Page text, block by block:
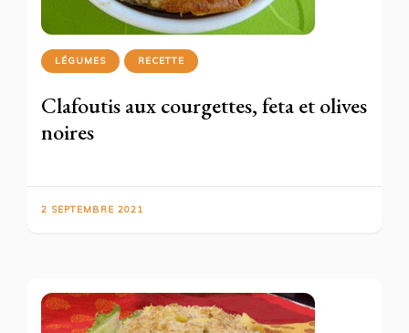
LÉGUMES RECETTE
Clafoutis aux courgettes, feta et olives
noires
2 SEPTEMBRE 2021